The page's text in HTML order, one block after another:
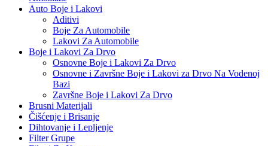
Auto Boje i Lakovi
Aditivi
Boje Za Automobile
Lakovi Za Automobile
Boje i Lakovi Za Drvo
Osnovne Boje i Lakovi Za Drvo
Osnovne i Završne Boje i Lakovi za Drvo Na Vodenoj
Bazi
Završne Boje i Lakovi Za Drvo
Brusni Materijali
Čišćenje i Brisanje
Dihtovanje i Lepljenje
Filter Grupe